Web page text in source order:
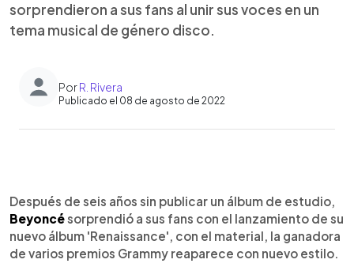
sorprendieron a sus fans al unir sus voces en un
tema musical de género disco.
PorR. Rivera
Publicado el 08 de agosto de 2022
► Escuchar artículo
Después de seis años sin publicar un álbum de estudio,
Beyoncésorprendió a sus fans con el lanzamiento de su
nuevo álbum 'Renaissance', con el material, la ganadora
de varios premios Grammy reaparece con nuevo estilo.